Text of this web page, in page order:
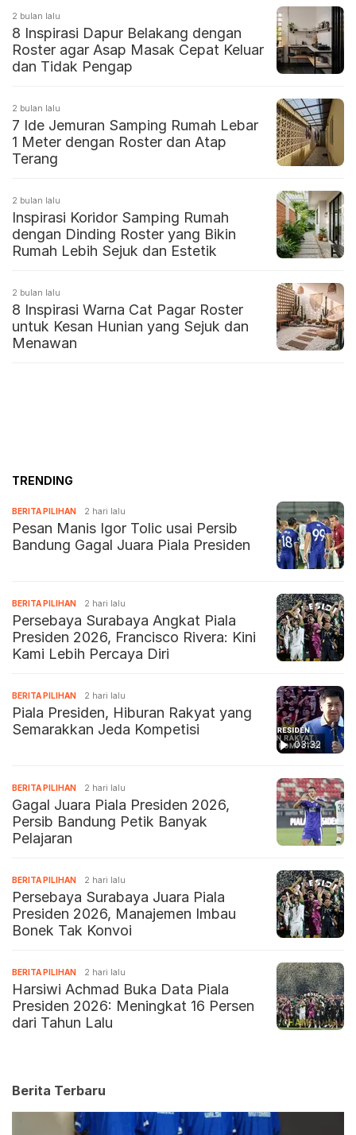
2 bulan lalu
8 Inspirasi Dapur Belakang dengan
Roster agar Asap Masak Cepat Keluar
dan Tidak Pengap
2 bulan lalu
7 Ide Jemuran Samping Rumah Lebar
1 Meter dengan Roster dan Atap
Terang
2 bulan lalu
Inspirasi Koridor Samping Rumah
dengan Dinding Roster yang Bikin
Rumah Lebih Sejuk dan Estetik
2 bulan lalu
8 Inspirasi Warna Cat Pagar Roster
untuk Kesan Hunian yang Sejuk dan
Menawan
TRENDING
BERITA PILIHAN 2 hari lalu
Pesan Manis Igor Tolic usai Persib
Bandung Gagal Juara Piala Presiden
BERITA PILIHAN 2 hari lalu
Persebaya Surabaya Angkat Piala
Presiden 2026, Francisco Rivera: Kini
Kami Lebih Percaya Diri
03:32
BERITA PILIHAN 2 hari lalu
Piala Presiden, Hiburan Rakyat yang
Semarakkan Jeda Kompetisi
BERITA PILIHAN 2 hari lalu
Gagal Juara Piala Presiden 2026,
Persib Bandung Petik Banyak
Pelajaran
BERITA PILIHAN 2 hari lalu
Persebaya Surabaya Juara Piala
Presiden 2026, Manajemen Imbau
Bonek Tak Konvoi
BERITA PILIHAN 2 hari lalu
Harsiwi Achmad Buka Data Piala
Presiden 2026: Meningkat 16 Persen
dari Tahun Lalu
Berita Terbaru